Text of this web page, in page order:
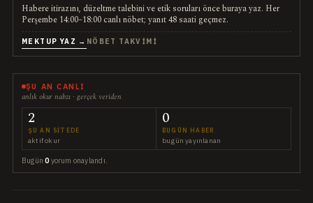
Habere itirazını, düzeltme talebini ve etik soruları önce buraya yaz. Her
Perşembe 14:00–18:00 canlı nöbet; yanıt 48 saati geçmez.
MEKTUP YAZ → NÖBET TAKVIMI
ŞU AN CANLI
anlık okur nabzı · gerçek veriden
2
ŞU AN SITEDE
aktif okur
0
BUGÜN HABER
bugün yayınlanan
Bugün0 yorum onaylandı.